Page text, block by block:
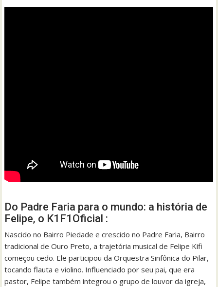
Do Padre Faria para o mundo: a história de
Felipe, o K1F1Oficial :
Nascido no Bairro Piedade e crescido no Padre Faria, Bairro
tradicional de Ouro Preto, a trajetória musical de Felipe Kifi
começou cedo. Ele participou da Orquestra Sinfônica do Pilar,
tocando flauta e violino. Influenciado por seu pai, que era
pastor, Felipe também integrou o grupo de louvor da igreja,